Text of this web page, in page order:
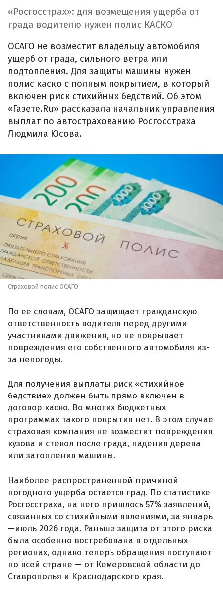
«Росгосстрах»: для возмещения ущерба от
града водителю нужен полис КАСКО
ОСАГО не возместит владельцу автомобиля
ущерб от града, сильного ветра или
подтопления. Для защиты машины нужен
полис каско с полным покрытием, в который
включен риск стихийных бедствий. Об этом
«Газете.Ru» рассказала начальник управления
выплат по автострахованию Росгосстраха
Людмила Юсова.
Страховой полис ОСАГО
По ее словам, ОСАГО защищает гражданскую
ответственность водителя перед другими
участниками движения, но не покрывает
повреждения его собственного автомобиля из-
за непогоды.
Для получения выплаты риск «стихийное
бедствие» должен быть прямо включен в
договор каско. Во многих бюджетных
программах такого покрытия нет. В этом случае
страховая компания не возместит повреждения
кузова и стекол после града, падения дерева
или затопления машины.
Наиболее распространенной причиной
погодного ущерба остается град. По статистике
Росгосстраха, на него пришлось 57% заявлений,
связанных со стихийными явлениями, за январь
—июль 2026 года. Раньше защита от этого риска
была особенно востребована в отдельных
регионах, однако теперь обращения поступают
по всей стране — от Кемеровской области до
Ставрополья и Краснодарского края.